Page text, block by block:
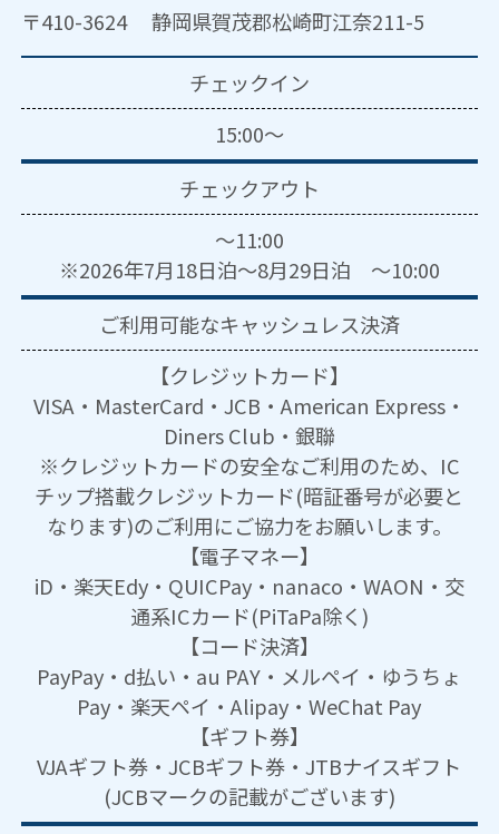
〒410-3624 静岡県賀茂郡松崎町江奈211-5
チェックイン
15:00～
チェックアウト
～11:00
※2026年7月18日泊～8月29日泊 ～10:00
ご利用可能なキャッシュレス決済
【クレジットカード】
VISA・MasterCard・JCB・American Express・
Diners Club・銀聯
※クレジットカードの安全なご利用のため、IC
チップ搭載クレジットカード(暗証番号が必要と
なります)のご利用にご協力をお願いします。
【電子マネー】
iD・楽天Edy・QUICPay・nanaco・WAON・交
通系ICカード(PiTaPa除く)
【コード決済】
PayPay・d払い・au PAY・メルペイ・ゆうちょ
Pay・楽天ペイ・Alipay・WeChat Pay
【ギフト券】
VJAギフト券・JCBギフト券・JTBナイスギフト
(JCBマークの記載がございます)